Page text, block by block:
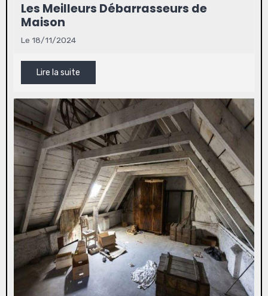
Les Meilleurs Débarrasseurs de
Maison
Le 18/11/2024
Lire la suite